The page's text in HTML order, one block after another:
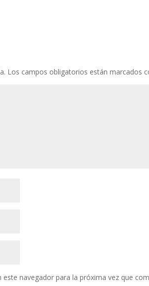
Los campos obligatorios están marcados
navegador para la próxima vez que